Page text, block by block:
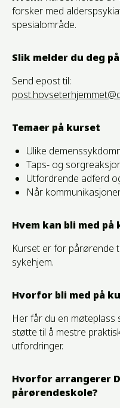
forsker med
spesialområde.
Slik melder du deg på
Send epost til:
Temaer på kurset
Ulike
Taps- og
Utfordrende adferd
Når
Hvem kan bli med på
Kurset er for pårørende
sykehjem.
Hvorfor bli med på
Her får du en
støtte til å mestre
utfordringer.
Hvorfor arrangerer
pårørendeskole?